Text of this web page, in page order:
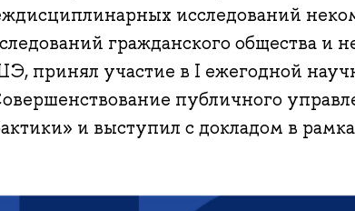
исследований
гражданского общества и
принял участие в I ежегодной
публичного
и выступил с докладом в